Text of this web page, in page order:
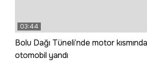
03:44
Bolu Dağı Tüneli’nde motor
otomobil yandı